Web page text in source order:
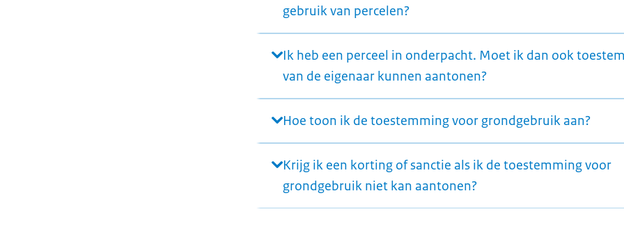
gebruik van percelen?
Ik heb een perceel in onderpacht. Moet ik dan ook
van de eigenaar kunnen aantonen?
Hoe toon ik de toestemming voor grondgebruik aan?
Krijg ik een korting of sanctie als ik de toestemming voor
grondgebruik niet kan aantonen?